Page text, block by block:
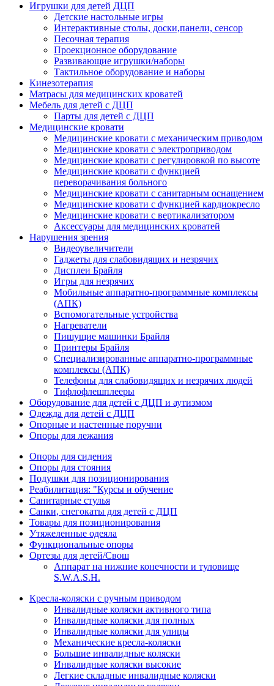
Игрушки для детей ДЦП
Детские настольные игры
Интерактивные столы, доски,панели, сенсор
Песочная терапия
Проекционное оборудование
Развивающие игрушки/наборы
Тактильное оборудование и наборы
Кинезотерапия
Матрасы для медицинских кроватей
Мебель для детей с ДЦП
Парты для детей с ДЦП
Медицинские кровати
Медицинские кровати с механическим приводом
Медицинские кровати с электроприводом
Медицинские кровати с регулировкой по высоте
Медицинские кровати с функцией
переворачивания больного
Медицинские кровати с санитарным оснащением
Медицинские кровати с функцией кардиокресло
Медицинские кровати с вертикализатором
Аксессуары для медицинских кроватей
Нарушения зрения
Видеоувеличители
Гаджеты для слабовидящих и незрячих
Дисплеи Брайля
Игры для незрячих
Мобильные аппаратно-программные комплексы
(АПК)
Вспомогательные устройства
Нагреватели
Пишущие машинки Брайля
Принтеры Брайля
Специализированные аппаратно-программные
комплексы (АПК)
Телефоны для слабовидящих и незрячих людей
Тифлофлешплееры
Оборудование для детей с ДЦП и аутизмом
Одежда для детей с ДЦП
Опорные и настенные поручни
Опоры для лежания
Опоры для сидения
Опоры для стояния
Подушки для позиционирования
Реабилитация: "Курсы и обучение
Санитарные стулья
Санки, снегокаты для детей с ДЦП
Товары для позиционирования
Утяжеленные одеяла
Функциональные опоры
Ортезы для детей/Свош
Аппарат на нижние конечности и туловище
S.W.A.S.H.
Кресла-коляски с ручным приводом
Инвалидные коляски активного типа
Инвалидные коляски для полных
Инвалидные коляски для улицы
Механические кресла-коляски
Большие инвалидные коляски
Инвалидные коляски высокие
Легкие складные инвалидные коляски